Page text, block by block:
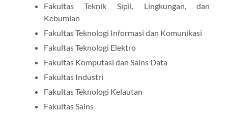
Fakultas Teknik Sipil, Lingkungan, dan
Kebumian
Fakultas Teknologi Informasi dan Komunikasi
Fakultas Teknologi Elektro
Fakultas Komputasi dan Sains Data
Fakultas Industri
Fakultas Teknologi Kelautan
Fakultas Sains